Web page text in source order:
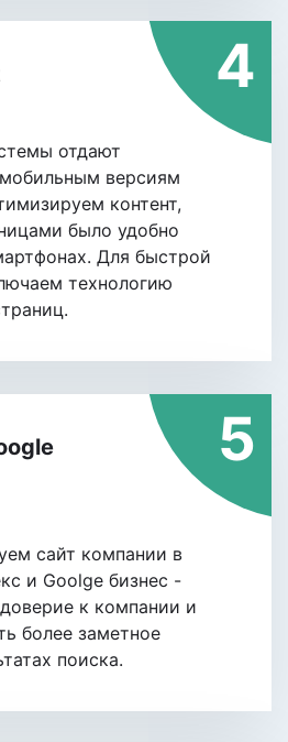
4
отдают
версиям
контент,
было удобно
Для быстрой
технологию
5
сайт компании в
и Goolge бизнес -
к компании и
более заметное
поиска.